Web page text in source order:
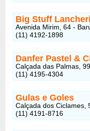
Big Stuff
Avenida Mirim, 64 -
(11) 4192-1898
Danfer Pastel &
Calçada das Palmas,
(11) 4195-4304
Gulas e Goles
Calçada dos Ciclames,
(11) 4191-8716